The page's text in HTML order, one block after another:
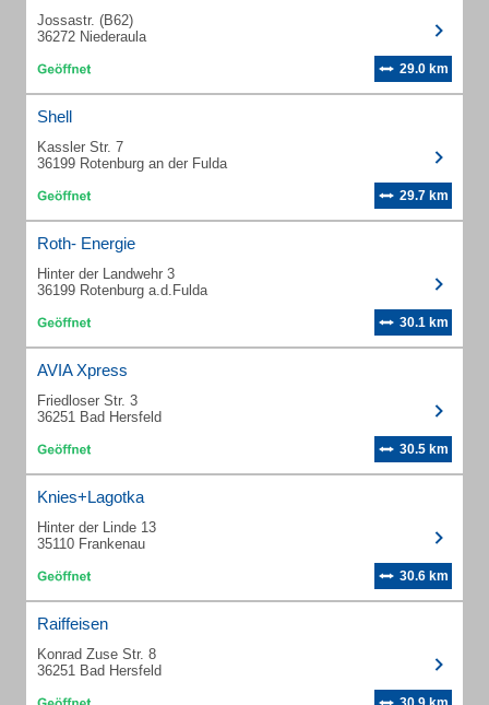
Jossastr. (B62)
36272 Niederaula
29.0 km
Shell
Kassler Str. 7
36199 Rotenburg an der Fulda
29.7 km
Roth- Energie
Hinter der Landwehr 3
36199 Rotenburg a.d.Fulda
30.1 km
AVIA Xpress
Friedloser Str. 3
36251 Bad Hersfeld
30.5 km
Knies+Lagotka
Hinter der Linde 13
35110 Frankenau
30.6 km
Raiffeisen
Konrad Zuse Str. 8
36251 Bad Hersfeld